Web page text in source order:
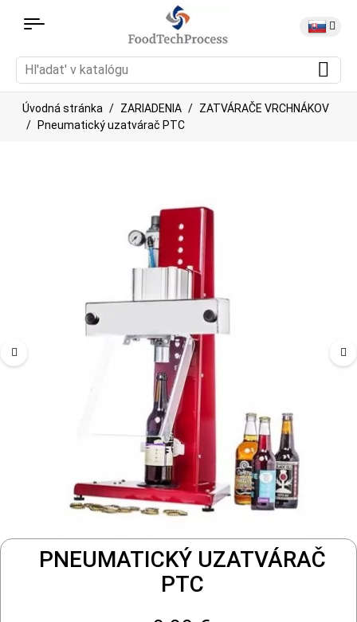
Úvodná stránka ZARIADENIA
ZATVÁRAČE VRCHNÁKOV
Pneumatický uzatvárač PTC
PNEUMATICKÝ UZATVÁRAČ
PTC